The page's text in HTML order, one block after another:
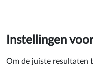
Instellingen
Om de juiste resultaten